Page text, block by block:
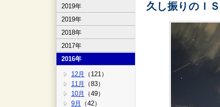
2019年
2019年
2018年
2017年
2016年
12月
（121）
11月
（83）
10月
（49）
9月
（42）
久し振りのＩ